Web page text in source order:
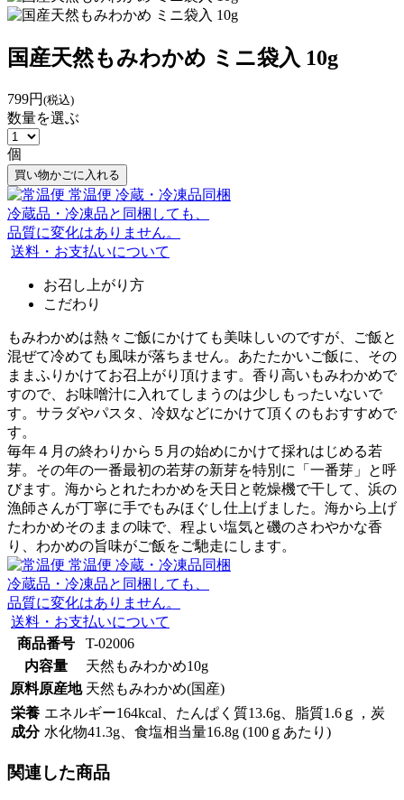
国産天然もみわかめ ミニ袋入 10g
799円 (税込)
数量を選ぶ
個
買い物かごに入れる
常温便 冷蔵・冷凍品同梱
冷蔵品・冷凍品と同梱しても、
品質に変化はありません。
送料・お支払いについて
お召し上がり方
こだわり
もみわかめは熱々ご飯にかけても美味しいのですが、ご飯と
混ぜて冷めても風味が落ちません。あたたかいご飯に、その
ままふりかけてお召上がり頂けます。香り高いもみわかめで
すので、お味噌汁に入れてしまうのは少しもったいないで
す。サラダやパスタ、冷奴などにかけて頂くのもおすすめで
す。
毎年４月の終わりから５月の始めにかけて採れはじめる若
芽。その年の一番最初の若芽の新芽を特別に「一番芽」と呼
びます。海からとれたわかめを天日と乾燥機で干して、浜の
漁師さんが丁寧に手でもみほぐし仕上げました。海から上げ
たわかめそのままの味で、程よい塩気と磯のさわやかな香
り、わかめの旨味がご飯をご馳走にします。
常温便 冷蔵・冷凍品同梱
冷蔵品・冷凍品と同梱しても、
品質に変化はありません。
送料・お支払いについて
商品番号
T-02006
内容量
天然もみわかめ10g
原料原産地 天然もみわかめ(国産)
栄養
成分
エネルギー164kcal、たんぱく質13.6g、脂質1.6ｇ，炭
水化物41.3g、食塩相当量16.8g (100ｇあたり)
関連した商品